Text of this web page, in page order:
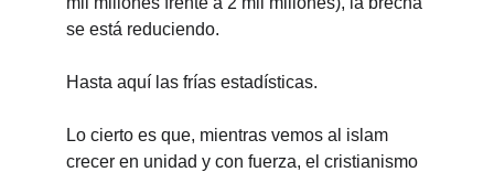
se está reduciendo.
Hasta aquí las frías estadísticas.
Lo cierto es que, mientras vemos al islam
crecer en unidad y con fuerza, el cristianismo